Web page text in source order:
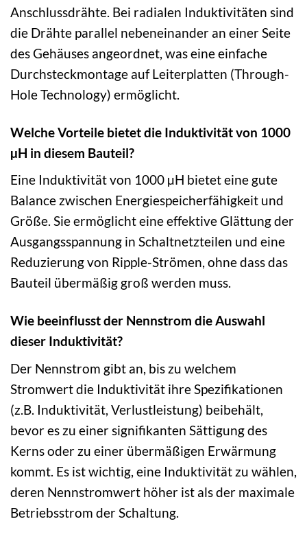
Anschlussdrähte. Bei radialen Induktivitäten sind
die Drähte parallel nebeneinander an einer Seite
des Gehäuses angeordnet, was eine einfache
Durchsteckmontage auf Leiterplatten (Through-
Hole Technology) ermöglicht.
Welche Vorteile bietet die Induktivität von 1000
µH in diesem Bauteil?
Eine Induktivität von 1000 µH bietet eine gute
Balance zwischen Energiespeicherfähigkeit und
Größe. Sie ermöglicht eine effektive Glättung der
Ausgangsspannung in Schaltnetzteilen und eine
Reduzierung von Ripple-Strömen, ohne dass das
Bauteil übermäßig groß werden muss.
Wie beeinflusst der Nennstrom die Auswahl
dieser Induktivität?
Der Nennstrom gibt an, bis zu welchem
Stromwert die Induktivität ihre Spezifikationen
(z.B. Induktivität, Verlustleistung) beibehält,
bevor es zu einer signifikanten Sättigung des
Kerns oder zu einer übermäßigen Erwärmung
kommt. Es ist wichtig, eine Induktivität zu wählen,
deren Nennstromwert höher ist als der maximale
Betriebsstrom der Schaltung.